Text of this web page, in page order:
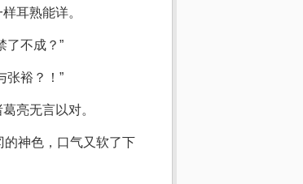
耳熟能详。
了不成？”
张裕？！”
亮无言以对。
的神色，口气又软了下